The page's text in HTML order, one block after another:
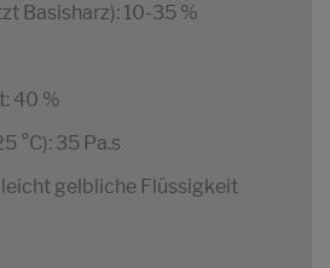
Basisharz): 10-35 %
40 %
°C): 35 Pa.s
leicht gelbliche Flüssigkeit